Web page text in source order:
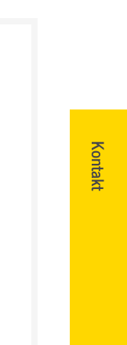
Kontakt